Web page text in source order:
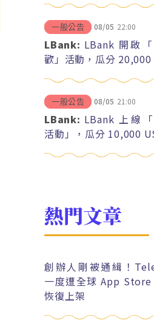
一般公告 08/05 22:00
LBank: LBank 開啟
歡」活動，瓜分
一般公告 08/05 21:00
LBank: LBank 上線
活動」，瓜分 10,000
熱門文章
創辦人剛被通緝！
一度遭全球 App Store
恢復上架